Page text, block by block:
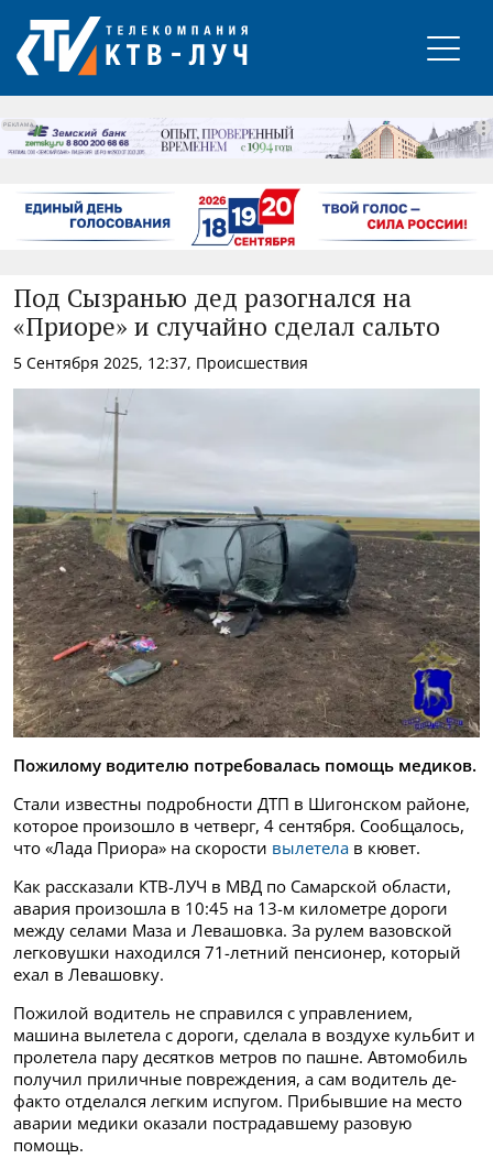
РЕКЛАМА
Под Сызранью дед разогнался на
«Приоре» и случайно сделал сальто
5 Сентября 2025, 12:37, Происшествия
Пожилому водителю потребовалась помощь медиков.
Стали известны подробности ДТП в Шигонском районе,
которое произошло в четверг, 4 сентября. Сообщалось,
что «Лада Приора» на скорости вылетела в кювет.
Как рассказали КТВ-ЛУЧ в МВД по Самарской области,
авария произошла в 10:45 на 13-м километре дороги
между селами Маза и Левашовка. За рулем вазовской
легковушки находился 71-летний пенсионер, который
ехал в Левашовку.
Пожилой водитель не справился с управлением,
машина вылетела с дороги, сделала в воздухе кульбит и
пролетела пару десятков метров по пашне. Автомобиль
получил приличные повреждения, а сам водитель де-
факто отделался легким испугом. Прибывшие на место
аварии медики оказали пострадавшему разовую
помощь.